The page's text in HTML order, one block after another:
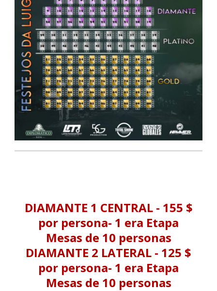
DIAMANTE 1 CENTRAL - 155 $
por persona- 1 era Etapa
Mesas de 10 personas
DIAMANTE 2 LATERAL - 125 $
por persona- 1 era Etapa
Mesas de 10 personas